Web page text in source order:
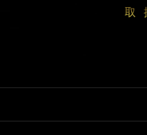
取